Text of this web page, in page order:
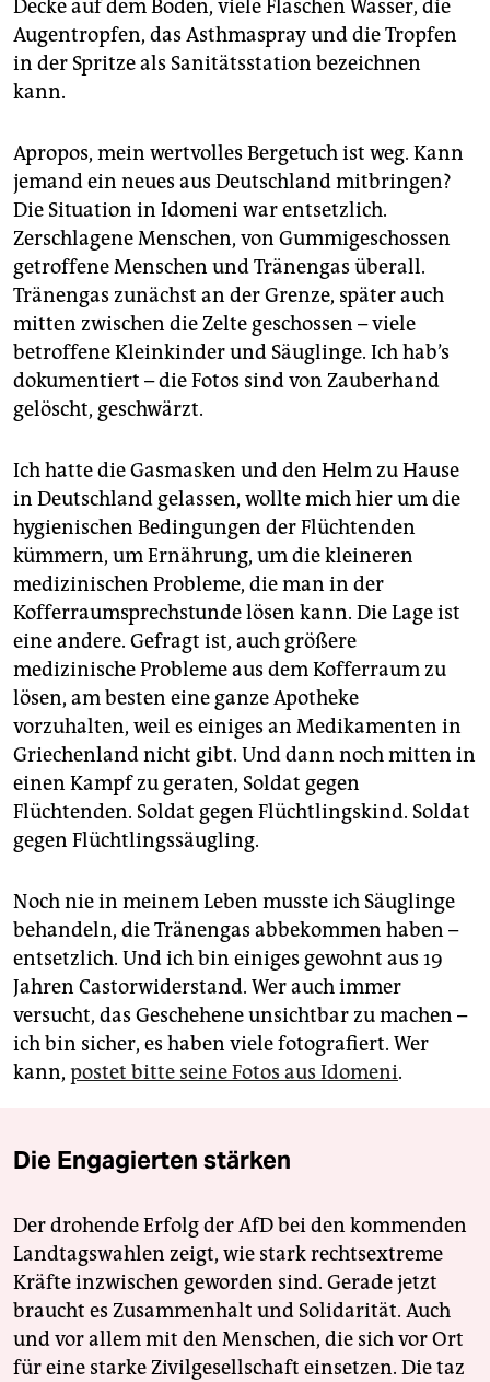
Decke auf dem Boden, viele Flaschen Wasser, die
Augentropfen, das Asthmaspray und die Tropfen
in der Spritze als Sanitätsstation bezeichnen
kann.
Apropos, mein wertvolles Bergetuch ist weg. Kann
jemand ein neues aus Deutschland mitbringen?
Die Situation in Idomeni war entsetzlich.
Zerschlagene Menschen, von Gummigeschossen
getroffene Menschen und Tränengas überall.
Tränengas zunächst an der Grenze, später auch
mitten zwischen die Zelte geschossen – viele
betroffene Kleinkinder und Säuglinge. Ich hab’s
dokumentiert – die Fotos sind von Zauberhand
gelöscht, geschwärzt.
Ich hatte die Gasmasken und den Helm zu Hause
in Deutschland gelassen, wollte mich hier um die
hygienischen Bedingungen der Flüchtenden
kümmern, um Ernährung, um die kleineren
medizinischen Probleme, die man in der
Kofferraumsprechstunde lösen kann. Die Lage ist
eine andere. Gefragt ist, auch größere
medizinische Probleme aus dem Kofferraum zu
lösen, am besten eine ganze Apotheke
vorzuhalten, weil es einiges an Medikamenten in
Griechenland nicht gibt. Und dann noch mitten in
einen Kampf zu geraten, Soldat gegen
Flüchtenden. Soldat gegen Flüchtlingskind. Soldat
gegen Flüchtlingssäugling.
Noch nie in meinem Leben musste ich Säuglinge
behandeln, die Tränengas abbekommen haben –
entsetzlich. Und ich bin einiges gewohnt aus 19
Jahren Castorwiderstand. Wer auch immer
versucht, das Geschehene unsichtbar zu machen –
ich bin sicher, es haben viele fotografiert. Wer
kann, postet bitte seine Fotos aus Idomeni.
Die Engagierten stärken
Der drohende Erfolg der AfD bei den kommenden
Landtagswahlen zeigt, wie stark rechtsextreme
Kräfte inzwischen geworden sind. Gerade jetzt
braucht es Zusammenhalt und Solidarität. Auch
und vor allem mit den Menschen, die sich vor Ort
für eine starke Zivilgesellschaft einsetzen. Die taz